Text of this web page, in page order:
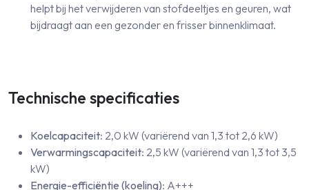
helpt bij het verwijderen van stofdeeltjes en geuren, wat
bijdraagt aan een gezonder en frisser binnenklimaat.
Technische specificaties
Koelcapaciteit: 2,0 kW (variërend van 1,3 tot 2,6 kW)
Verwarmingscapaciteit: 2,5 kW (variërend van 1,3 tot 3,5
kW)
Energie-efficiëntie (koeling): A+++